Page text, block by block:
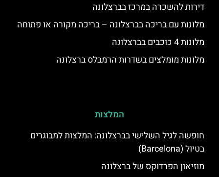
דירות להשכרה במרכז בברצלונה
מלונות עם בריכה בברצלונה – בריכה מקורה או פתוחה
מלונות 4 כוכבים בברצלונה
מלונות מומלצים בשדרות הרמבלס ברצלונה
המלצות
חופשה לגיל השלישי בברצלונה: המלצות למבוגרים
בטיול (Barcelona)
מוזיאון הפרדוקס של ברצלונה